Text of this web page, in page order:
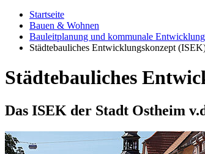
Startseite
Bauen & Wohnen
Bauleitplanung und kommunale Entwicklung
Städtebauliches Entwicklungskonzept
Städtebauliches
Das ISEK der Stadt Ostheim